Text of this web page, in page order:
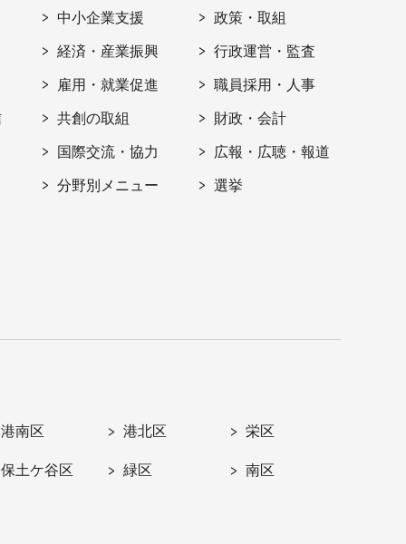
中小企業支援
経済・産業振興
雇用・就業促進
共創の取組
国際交流・協力
分野別メニュー
政策・取組
行政運営・監査
職員採用・人事
財政・会計
広報・広聴・報道
選挙
港南区 港北区 栄区
保土ケ谷区 緑区 南区